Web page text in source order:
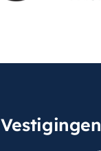
Vestigingen